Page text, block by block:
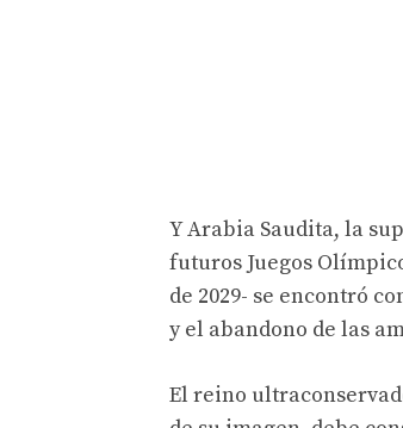
Y Arabia Saudita, la
futuros Juegos
de 2029- se encontró
y el abandono de las
El reino